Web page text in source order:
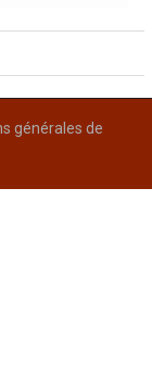
générales de